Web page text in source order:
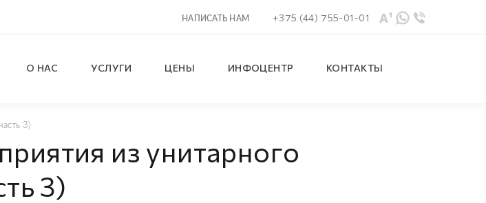
НАПИСАТЬ НАМ +375 (44) 755-01-01
О НАС УСЛУГИ ЦЕНЫ ИНФОЦЕНТР КОНТАКТЫ
3)
из унитарного
3)